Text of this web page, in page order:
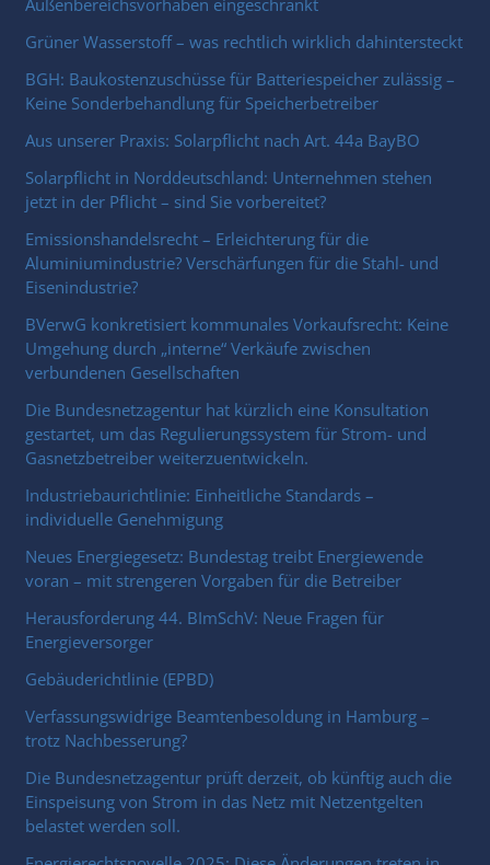
Grüner Wasserstoff – was rechtlich wirklich dahintersteckt
BGH: Baukostenzuschüsse für Batteriespeicher zulässig –
Keine Sonderbehandlung für Speicherbetreiber
Aus unserer Praxis: Solarpflicht nach Art. 44a BayBO
Solarpflicht in Norddeutschland: Unternehmen stehen
jetzt in der Pflicht – sind Sie vorbereitet?
Emissionshandelsrecht – Erleichterung für die
Aluminiumindustrie? Verschärfungen für die Stahl- und
Eisenindustrie?
BVerwG konkretisiert kommunales Vorkaufsrecht: Keine
Umgehung durch „interne“ Verkäufe zwischen
verbundenen Gesellschaften
Die Bundesnetzagentur hat kürzlich eine Konsultation
gestartet, um das Regulierungssystem für Strom- und
Gasnetzbetreiber weiterzuentwickeln.
Industriebaurichtlinie: Einheitliche Standards –
individuelle Genehmigung
Neues Energiegesetz: Bundestag treibt Energiewende
voran – mit strengeren Vorgaben für die Betreiber
Herausforderung 44. BImSchV: Neue Fragen für
Energieversorger
Gebäuderichtlinie (EPBD)
Verfassungswidrige Beamtenbesoldung in Hamburg –
trotz Nachbesserung?
Die Bundesnetzagentur prüft derzeit, ob künftig auch die
Einspeisung von Strom in das Netz mit Netzentgelten
belastet werden soll.